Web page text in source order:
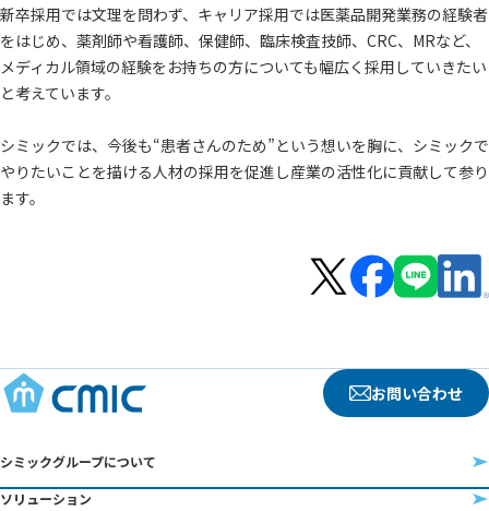
新卒採用では文理を問わず、キャリア採用では医薬品開発業務の経験者
をはじめ、薬剤師や看護師、保健師、臨床検査技師、CRC、MRなど、
メディカル領域の経験をお持ちの方についても幅広く採用していきたい
と考えています。
シミックでは、今後も“患者さんのため”という想いを胸に、シミックで
やりたいことを描ける人材の採用を促進し産業の活性化に貢献して参り
ます。
お問い合わせ
シミックグループについて
ソリューション